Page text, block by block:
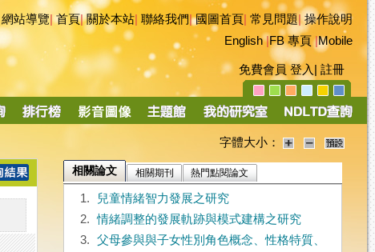
網站導覽|首頁|關於本站 聯絡我們|國圖首頁 常見問題|操作說明
English|FB 專頁|Mobile
免費會員 登入 註冊
字體大小：
相關論文 相關期刊 熱門點閱論文
1.
兒童情緒智力發展之研究
2. 情緒調整的發展軌跡與模式建構之研究
3.
父母參與與子女性別角色概念、性格特質、